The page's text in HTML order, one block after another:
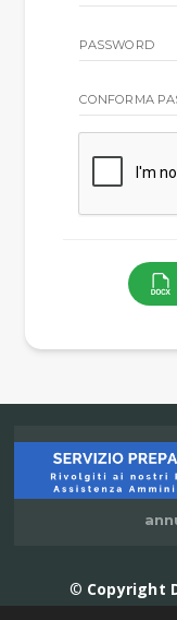
PASSWORD
CONFORMA
© Copyright